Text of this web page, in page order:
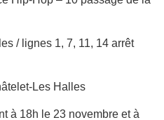
/ lignes 1, 7, 11, 14 arrêt
Les Halles
à 18h le 23 novembre et à